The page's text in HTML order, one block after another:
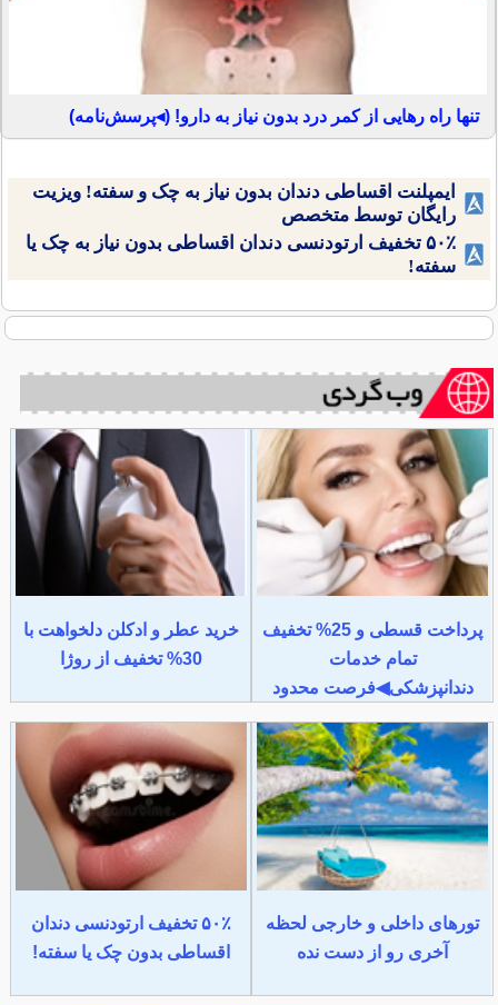
تنها راه رهایی از کمر درد بدون نیاز به دارو! (◂پرسش‌نامه)
ایمپلنت اقساطی دندان بدون نیاز به چک و سفته! ویزیت
رایگان توسط متخصص
۵۰٪ تخفیف ارتودنسی دندان اقساطی بدون نیاز به چک یا
سفته!
پرداخت قسطی و 25% تخفیف
تمام خدمات
دندانپزشکی◀فرصت محدود
خرید عطر و ادکلن دلخواهت با
30% تخفیف از روژا
تورهای داخلی و خارجی لحظه
آخری رو از دست نده
۵۰٪ تخفیف ارتودنسی دندان
اقساطی بدون چک یا سفته!